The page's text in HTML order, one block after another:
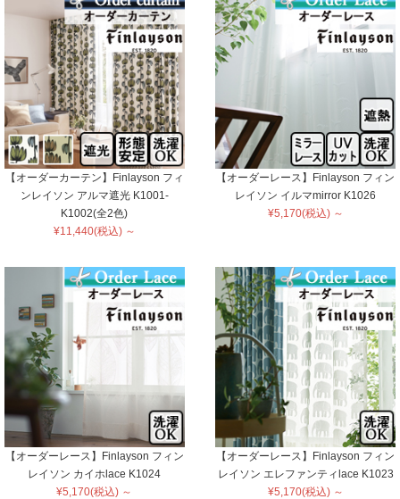
【オーダーカーテン】Finlayson フィ
ンレイソン アルマ遮光 K1001-
K1002(全2色)
¥11,440(税込) ～
【オーダーレース】Finlayson フィン
レイソン イルマmirror K1026
¥5,170(税込) ～
【オーダーレース】Finlayson フィン
レイソン カイホlace K1024
¥5,170(税込) ～
【オーダーレース】Finlayson フィン
レイソン エレファンティlace K1023
¥5,170(税込) ～